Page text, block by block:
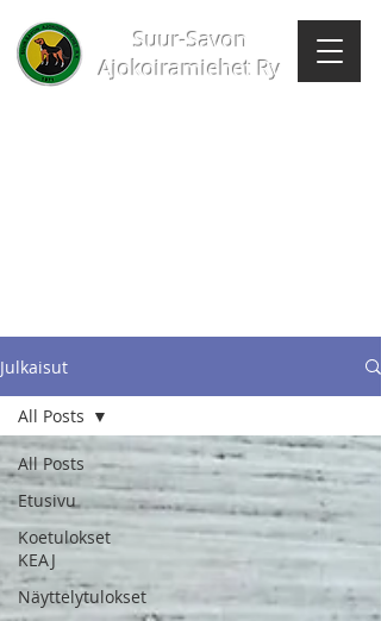
Suur-Savon
Ajokoiramiehet Ry
Julkaisut
All Posts
Etusivu
Koetulokset
KEAJ
Näyttelytulokset
All Posts